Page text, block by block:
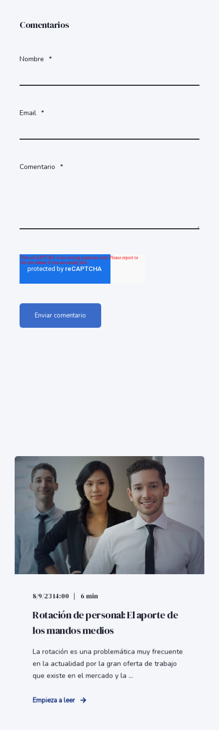
Comentarios
Nombre *
Email *
Comentario *
8/9/23 14:00 6 min
Rotación de personal: El aporte de
los mandos medios
La rotación es una problemática muy frecuente
en la actualidad por la gran oferta de trabajo
que existe en el mercado y la ...
Empieza a leer